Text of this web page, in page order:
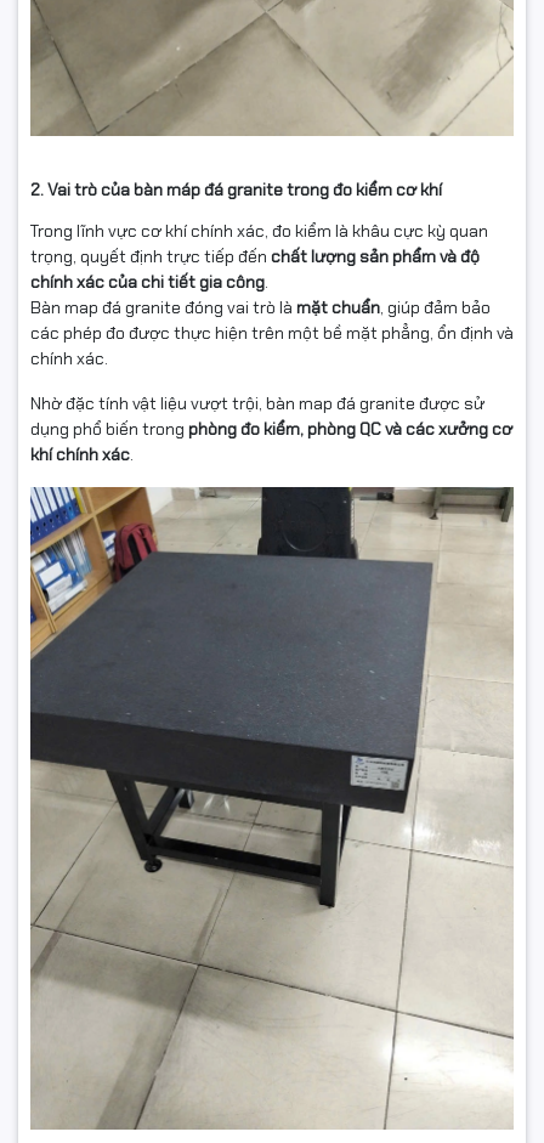
2. Vai trò của bàn máp đá granite trong đo kiểm cơ khí
Trong lĩnh vực cơ khí chính xác, đo kiểm là khâu cực kỳ quan
trọng, quyết định trực tiếp đến chất lượng sản phẩm và độ
chính xác của chi tiết gia công.
Bàn map đá granite đóng vai trò là mặt chuẩn, giúp đảm bảo
các phép đo được thực hiện trên một bề mặt phẳng, ổn định và
chính xác.
Nhờ đặc tính vật liệu vượt trội, bàn map đá granite được sử
dụng phổ biến trong phòng đo kiểm, phòng QC và các xưởng cơ
khí chính xác.